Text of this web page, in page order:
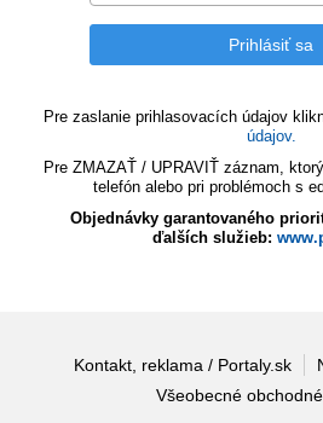
Pre zaslanie prihlasovacích údajov
údajov.
Pre ZMAZAŤ / UPRAVIŤ záznam,
telefón alebo pri problémoch s
Objednávky garantovaného
ďalších služieb:
Kontakt, reklama / Portaly.sk
Všeobecné